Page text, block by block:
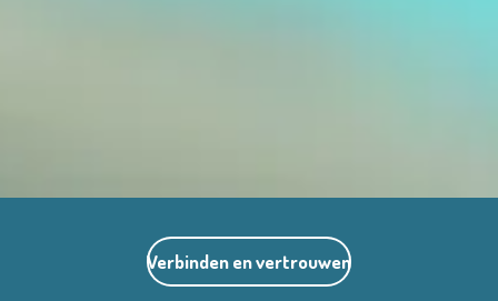
Verbinden en vertrouwen